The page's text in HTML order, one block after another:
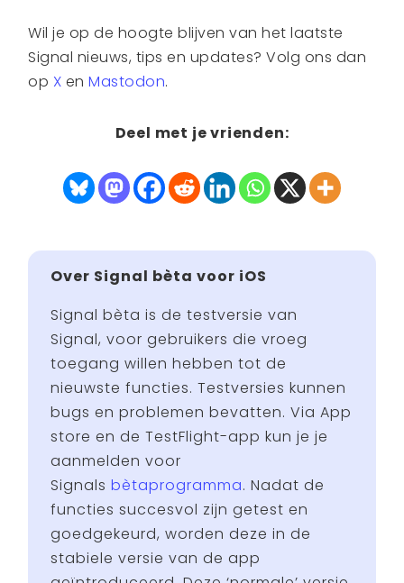
Wil je op de hoogte blijven van het laatste
Signal nieuws, tips en updates? Volg ons dan
op X enMastodon.
Deel met je vrienden:
Over Signal bèta voor iOS
Signal bèta is de testversie van
Signal, voor gebruikers die vroeg
toegang willen hebben tot de
nieuwste functies. Testversies kunnen
bugs en problemen bevatten. Via App
store en de TestFlight-app kun je je
aanmelden voor
Signalsbètaprogramma. Nadat de
functies succesvol zijn getest en
goedgekeurd, worden deze in de
stabiele versie van de app